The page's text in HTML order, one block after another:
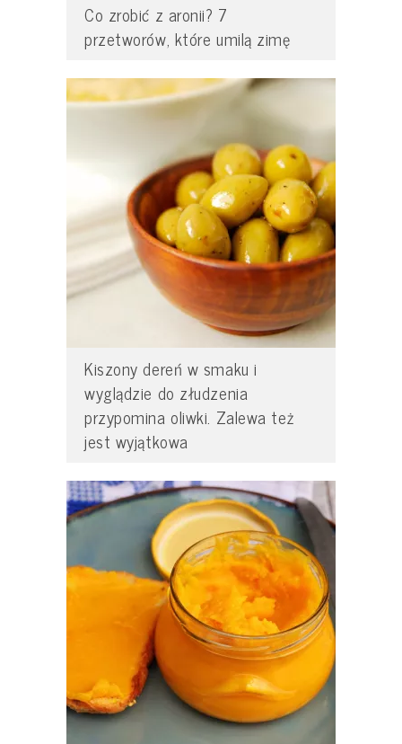
Co zrobić z aronii? 7
przetworów, które umilą zimę
Kiszony dereń w smaku i
wyglądzie do złudzenia
przypomina oliwki. Zalewa też
jest wyjątkowa